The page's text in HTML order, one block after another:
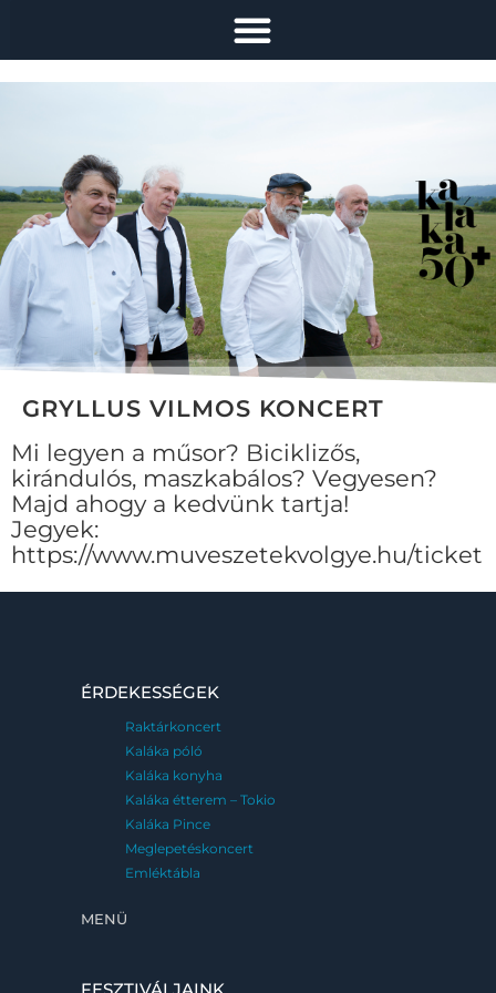
GRYLLUS VILMOS KONCERT
Mi legyen a műsor? Biciklizős,
kirándulós, maszkabálos? Vegyesen?
Majd ahogy a kedvünk tartja!
Jegyek:
https://www.muveszetekvolgye.hu/ticket
ÉRDEKESSÉGEK
Raktárkoncert
Kaláka póló
Kaláka konyha
Kaláka étterem – Tokio
Kaláka Pince
Meglepetéskoncert
Emléktábla
MENÜ
FESZTIVÁLJAINK